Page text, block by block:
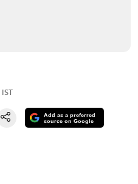
IST
Add as a preferred
source on Google